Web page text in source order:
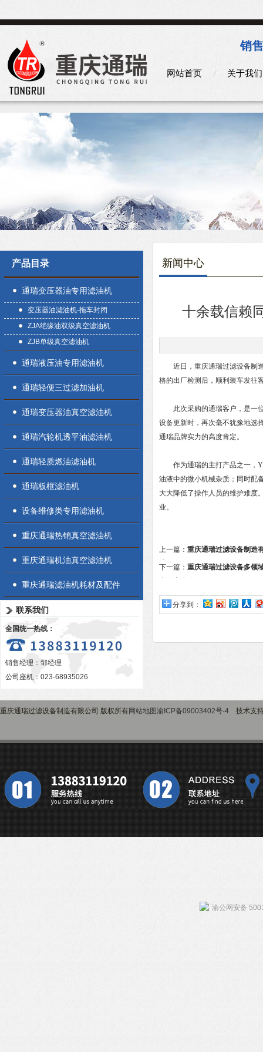
销
网站首页 关于我们
产品目录
通瑞变压器油专用滤油机
变压器油滤油机-拖车封闭
ZJA绝缘油双级真空滤油机
ZJB单级真空滤油机
通瑞液压油专用滤油机
通瑞轻便三过滤加油机
通瑞变压器油真空滤油机
通瑞汽轮机透平油滤油机
通瑞轻质燃油滤油机
通瑞板框滤油机
设备维修类专用滤油机
重庆通瑞热销真空滤油机
重庆通瑞机油真空滤油机
重庆通瑞滤油机耗材及配件
联系我们
全国统一热线：
销售经理：邹经理
公司座机：023-68935026
新闻中心
十余载信赖
近日，重庆通瑞过滤设备制造
格的出厂检测后，顺利装车发往
此次采购的通瑞客户，是一位
设备更新时，再次毫不犹豫地选
通瑞品牌实力的高度肯定。
作为通瑞的主打产品之一，
油液中的微小机械杂质；同时配
大大降低了操作人员的维护难度
业。
上一篇： 重庆通瑞过滤设备制造
线
下一篇： 重庆通瑞过滤设备多领
分享到：
重庆通瑞过滤设备制造有限公司 版权所有网站地图渝ICP备09003402号-4 技术支
渝公网安备